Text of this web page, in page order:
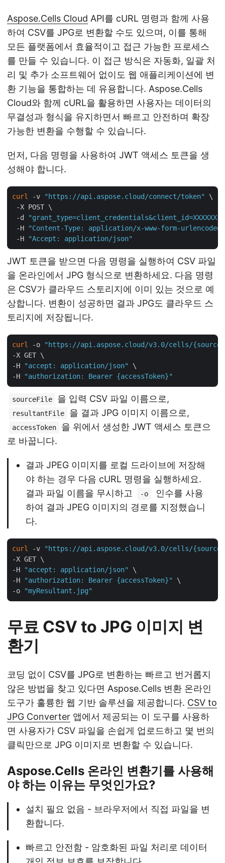
Aspose.Cells Cloud API를 cURL 명령과 함께 사용
하여 CSV를 JPG로 변환할 수도 있으며, 이를 통해
모든 플랫폼에서 효율적이고 접근 가능한 프로세스
를 만들 수 있습니다. 이 접근 방식은 자동화, 일괄 처
리 및 추가 소프트웨어 없이도 웹 애플리케이션에 변
환 기능을 통합하는 데 유용합니다. Aspose.Cells
Cloud와 함께 cURL을 활용하면 사용자는 데이터의
무결성과 형식을 유지하면서 빠르고 안전하며 확장
가능한 변환을 수행할 수 있습니다.
먼저, 다음 명령을 사용하여 JWT 액세스 토큰을 생
성해야 합니다.
curl -v "https://api.aspose.cloud/connect/token"
\
-X POST \
-d
"grant_type=client_credentials&client_id=XXXXXX-
-H
"Content-Type: application/x-www-form-urlencoded"
-H
"Accept: application/json"
JWT 토큰을 받으면 다음 명령을 실행하여 CSV 파일
을 온라인에서 JPG 형식으로 변환하세요. 다음 명령
은 CSV가 클라우드 스토리지에 이미 있는 것으로 예
상합니다. 변환이 성공하면 결과 JPG도 클라우드 스
토리지에 저장됩니다.
curl -o
"https://api.aspose.cloud/v3.0/cells/
-X GET \
-H
"accept: application/json"
\
-H
"authorization: Bearer {accessToken}"
sourceFile 을 입력 CSV 파일 이름으로,
resultantFile 을 결과 JPG 이미지 이름으로,
accessToken
을 위에서 생성한 JWT 액세스 토큰으
로 바꿉니다.
결과 JPEG 이미지를 로컬 드라이브에 저장해
야 하는 경우 다음 cURL 명령을 실행하세요.
결과 파일 이름을 무시하고
-o
인수를 사용
하여 결과 JPEG 이미지의 경로를 지정했습니
다.
curl -v
"https://api.aspose.cloud/v3.0/cells/
-X GET \
-H
"accept: application/json"
\
-H
"authorization: Bearer {accessToken}"
\
-o
"myResultant.jpg"
무료 CSV to JPG 이미지 변
환기
코딩 없이 CSV를 JPG로 변환하는 빠르고 번거롭지
않은 방법을 찾고 있다면 Aspose.Cells 변환 온라인
도구가 훌륭한 웹 기반 솔루션을 제공합니다. CSV to
JPG Converter 앱에서 제공되는 이 도구를 사용하
면 사용자가 CSV 파일을 손쉽게 업로드하고 몇 번의
클릭만으로 JPG 이미지로 변환할 수 있습니다.
Aspose.Cells 온라인 변환기를 사용해
야 하는 이유는 무엇인가요?
설치 필요 없음 - 브라우저에서 직접 파일을 변
환합니다.
빠르고 안전함 - 암호화된 파일 처리로 데이터